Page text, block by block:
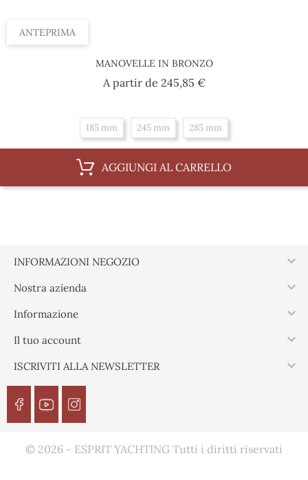
ANTEPRIMA
MANOVELLE IN BRONZO
A partir de 245,85 €Prezzo
185 mm 245 mm 285 mm
AGGIUNGI AL CARRELLO
INFORMAZIONI NEGOZIO 
Nostra azienda 
Informazione 
Il tuo account 
ISCRIVITI ALLA NEWSLETTER 
© 2026 - ESPRIT YACHTING Tutti i diritti riservati